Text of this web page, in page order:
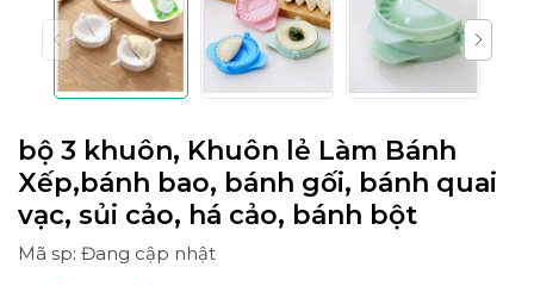
bộ 3 khuôn, Khuôn lẻ Làm Bánh
Xếp,bánh bao, bánh gối, bánh quai
vạc, sủi cảo, há cảo, bánh bột
Mã sp: Đang cập nhật